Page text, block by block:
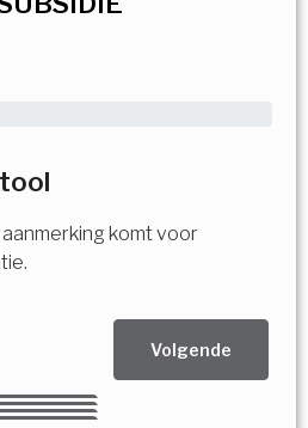
komt voor
Volgende